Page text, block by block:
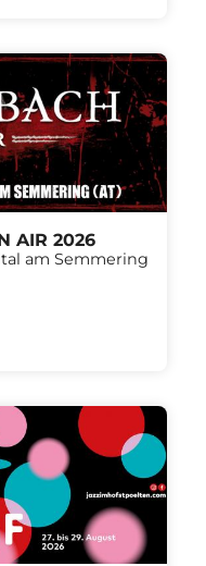
AIR 2026
am Semmering